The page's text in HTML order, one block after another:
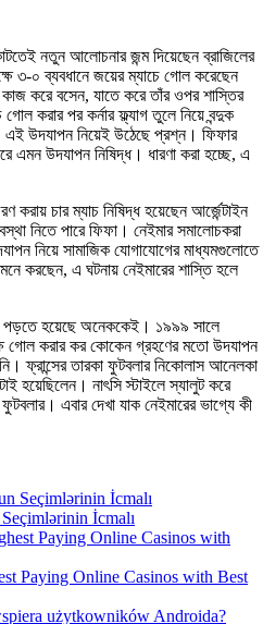
নতুন আলোচনার জন্ম দিয়েছেন ব্রাজিলের
৩-০ ব্যবধানে জয়ের ম্যাচে গোল করেছেন
করে বসেন, যাতে করে তাঁর ওপর শাস্তির
করার পর কর্নার ফ্ল্যাগ তুলে নিয়ে বন্দুক
এই উদযাপন নিয়েই উঠেছে প্রশ্ন। ফিফার
এমন উদযাপন নিষিদ্ধ। ধারণা করা হচ্ছে, এ
চার ম্যাচ নিষিদ্ধ হয়েছেন আর্জেন্টাইন
নিতে পারে ফিফা। নেইমার সমালোচকরা
নিয়ে সামাজিক যোগাযোগের মাধ্যমগুলোতে
করছেন, এ ঘটনায় নেইমারের শাস্তি হলে
পড়তে হয়েছে অনেককেই। ১৯৯৯ সালে
গোল করার কর কোকেন গ্রহণের মতো উদযাপন
ফ্রান্সের তারকা ফুটবলার নিকোলাস আনেলকা
হয়েছিলেন। নাৎসি স্টাইলে স্যালুট করে
এবার দেখা যাক নেইমারের ভাগ্যে কী
İcmalı
Paying Online Casinos with Best